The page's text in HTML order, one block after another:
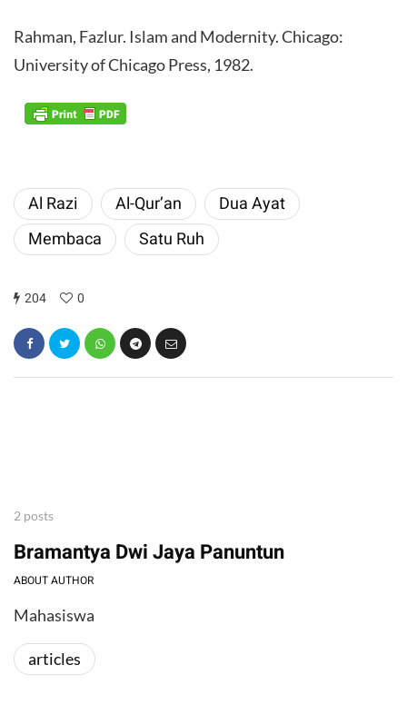
Rahman, Fazlur. Islam and Modernity. Chicago:
University of Chicago Press, 1982.
Al Razi Al-Qur’an
Dua Ayat
Membaca
Satu Ruh
204 0
2 posts
Bramantya Dwi Jaya Panuntun
ABOUT AUTHOR
Mahasiswa
articles